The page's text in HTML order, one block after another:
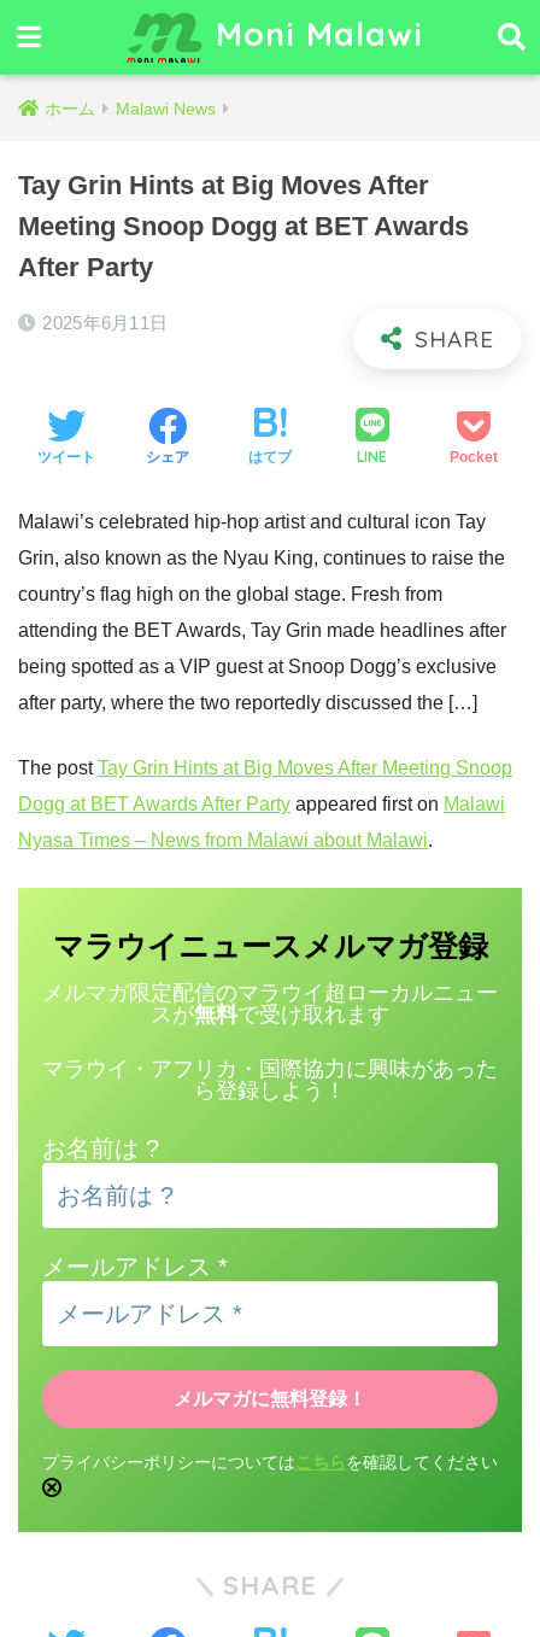
Moni Malawi
ホーム Malawi News
Tay Grin Hints at Big Moves After
Meeting Snoop Dogg at BET Awards
After Party
2025年6月11日
ツイート シェア はてブ LINE Pocket
Malawi’s celebrated hip-hop artist and cultural icon Tay
Grin, also known as the Nyau King, continues to raise the
country’s flag high on the global stage. Fresh from
attending the BET Awards, Tay Grin made headlines after
being spotted as a VIP guest at Snoop Dogg’s exclusive
after party, where the two reportedly discussed the […]
The postTay Grin Hints at Big Moves After Meeting Snoop
Dogg at BET Awards After Party appeared first on Malawi
Nyasa Times – News from Malawi about Malawi.
マラウイニュース メルマガ登録
メルマガ限定配信のマラウイ超ローカルニュー
スが無料で受け取れます
マラウイ・アフリカ・国際協力に興味があった
ら登録しよう！
お名前は ?
メールアドレス *
プライバシーポリシーについては こちら を確認してください
SHARE